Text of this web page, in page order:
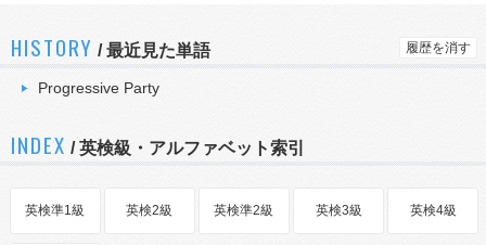
HISTORY /最近見た単語 履歴を消す
Progressive Party
INDEX / 英検級・アルファベット索引
英検準1級 英検2級 英検準2級 英検3級 英検4級